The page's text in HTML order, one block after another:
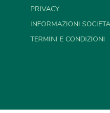
PRIVACY
INFORMAZIONI
TERMINI E CONDIZIONI